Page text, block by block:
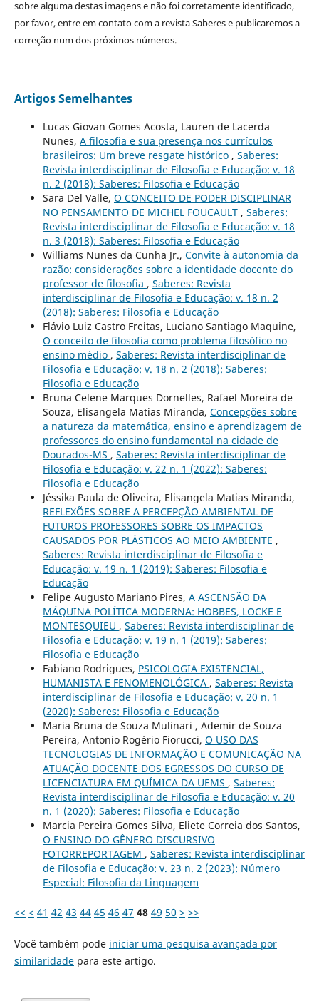
sobre alguma destas imagens e não foi corretamente identificado,
por favor, entre em contato com a revista Saberes e publicaremos a
correção num dos próximos números.
Artigos Semelhantes
Lucas Giovan Gomes Acosta, Lauren de Lacerda
Nunes, A filosofia e sua presença nos currículos
brasileiros: Um breve resgate histórico , Saberes:
Revista interdisciplinar de Filosofia e Educação: v. 18
n. 2 (2018): Saberes: Filosofia e Educação
Sara Del Valle, O CONCEITO DE PODER DISCIPLINAR
NO PENSAMENTO DE MICHEL FOUCAULT , Saberes:
Revista interdisciplinar de Filosofia e Educação: v. 18
n. 3 (2018): Saberes: Filosofia e Educação
Williams Nunes da Cunha Jr., Convite à autonomia da
razão: considerações sobre a identidade docente do
professor de filosofia , Saberes: Revista
interdisciplinar de Filosofia e Educação: v. 18 n. 2
(2018): Saberes: Filosofia e Educação
Flávio Luiz Castro Freitas, Luciano Santiago Maquine,
O conceito de filosofia como problema filosófico no
ensino médio , Saberes: Revista interdisciplinar de
Filosofia e Educação: v. 18 n. 2 (2018): Saberes:
Filosofia e Educação
Bruna Celene Marques Dornelles, Rafael Moreira de
Souza, Elisangela Matias Miranda, Concepções sobre
a natureza da matemática, ensino e aprendizagem de
professores do ensino fundamental na cidade de
Dourados-MS , Saberes: Revista interdisciplinar de
Filosofia e Educação: v. 22 n. 1 (2022): Saberes:
Filosofia e Educação
Jéssika Paula de Oliveira, Elisangela Matias Miranda,
REFLEXÕES SOBRE A PERCEPÇÃO AMBIENTAL DE
FUTUROS PROFESSORES SOBRE OS IMPACTOS
CAUSADOS POR PLÁSTICOS AO MEIO AMBIENTE ,
Saberes: Revista interdisciplinar de Filosofia e
Educação: v. 19 n. 1 (2019): Saberes: Filosofia e
Educação
Felipe Augusto Mariano Pires, A ASCENSÃO DA
MÁQUINA POLÍTICA MODERNA: HOBBES, LOCKE E
MONTESQUIEU , Saberes: Revista interdisciplinar de
Filosofia e Educação: v. 19 n. 1 (2019): Saberes:
Filosofia e Educação
Fabiano Rodrigues, PSICOLOGIA EXISTENCIAL,
HUMANISTA E FENOMENOLÓGICA , Saberes: Revista
interdisciplinar de Filosofia e Educação: v. 20 n. 1
(2020): Saberes: Filosofia e Educação
Maria Bruna de Souza Mulinari , Ademir de Souza
Pereira, Antonio Rogério Fiorucci, O USO DAS
TECNOLOGIAS DE INFORMAÇÃO E COMUNICAÇÃO NA
ATUAÇÃO DOCENTE DOS EGRESSOS DO CURSO DE
LICENCIATURA EM QUÍMICA DA UEMS , Saberes:
Revista interdisciplinar de Filosofia e Educação: v. 20
n. 1 (2020): Saberes: Filosofia e Educação
Marcia Pereira Gomes Silva, Eliete Correia dos Santos,
O ENSINO DO GÊNERO DISCURSIVO
FOTORREPORTAGEM , Saberes: Revista interdisciplinar
de Filosofia e Educação: v. 23 n. 2 (2023): Número
Especial: Filosofia da Linguagem
<< < 41 42 43 44 45 46 47 48 49 50 > >>
Você também pode iniciar uma pesquisa avançada por
similaridadepara este artigo.